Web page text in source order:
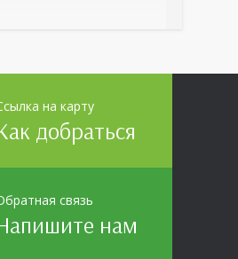
на карту
добраться
связь
нам